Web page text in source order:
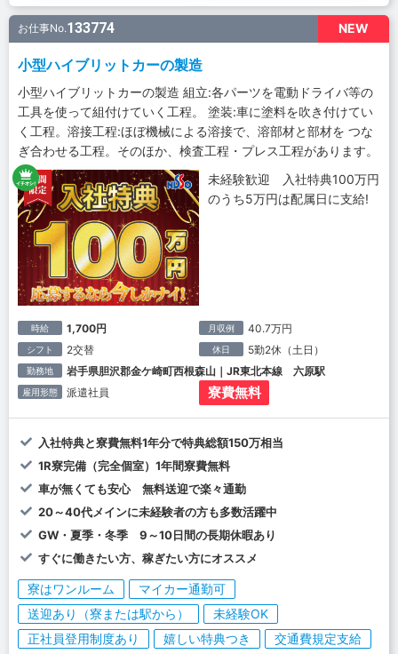
NEW
お仕事No.133774
小型ハイブリットカーの製造
小型ハイブリットカーの製造 組立:各パーツを電動ドライバ等の
工具を使って組付けていく工程。 塗装:車に塗料を吹き付けてい
く工程。溶接工程:ほぼ機械による溶接で、溶部材と部材を つな
ぎ合わせる工程。そのほか、検査工程・プレス工程があります。
未経験歓迎 入社特典100万円
のうち5万円は配属日に支給!
時給 1,700円 月収例 40.7万円
シフト 2交替 休日 5勤2休（土日）
勤務地 岩手県胆沢郡金ケ崎町西根森山｜JR東北本線 六原駅
雇用形態 派遣社員 寮費無料
入社特典と寮費無料1年分で特典総額150万相当
1R寮完備（完全個室）1年間寮費無料
車が無くても安心 無料送迎で楽々通勤
20～40代メインに未経験者の方も多数活躍中
GW・夏季・冬季 9～10日間の長期休暇あり
すぐに働きたい方、稼ぎたい方にオススメ
寮はワンルーム
マイカー通勤可
送迎あり（寮または駅から）
未経験OK
正社員登用制度あり
嬉しい特典つき
交通費規定支給